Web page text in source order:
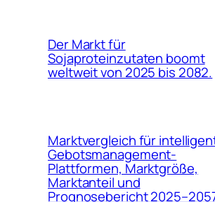
Der Markt für
Sojaproteinzutaten boomt
weltweit von 2025 bis 2082.
Marktvergleich für
Gebotsmanagement-
Plattformen, Marktgröße,
Marktanteil und
Prognosebericht